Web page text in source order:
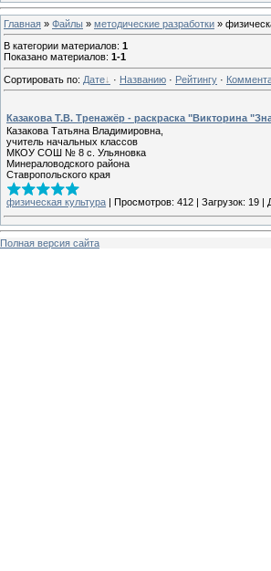
Главная » Файлы » методические разработки »
В категории материалов: 1
Показано материалов: 1-1
Сортировать по: Дате · Названию · Рейтингу ·
Казакова Т.В. Тренажёр - раскраска "Викторина
Казакова Татьяна Владимировна,
учитель начальных классов
МКОУ СОШ № 8 с. Ульяновка
Минераловодского района
Ставропольского края
физическая культура Просмотров: 412 Загрузок: 19
Полная версия сайта